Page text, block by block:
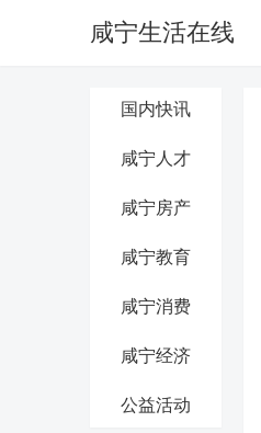
咸宁生活在线
国内快讯
咸宁人才
咸宁房产
咸宁教育
咸宁消费
咸宁经济
公益活动